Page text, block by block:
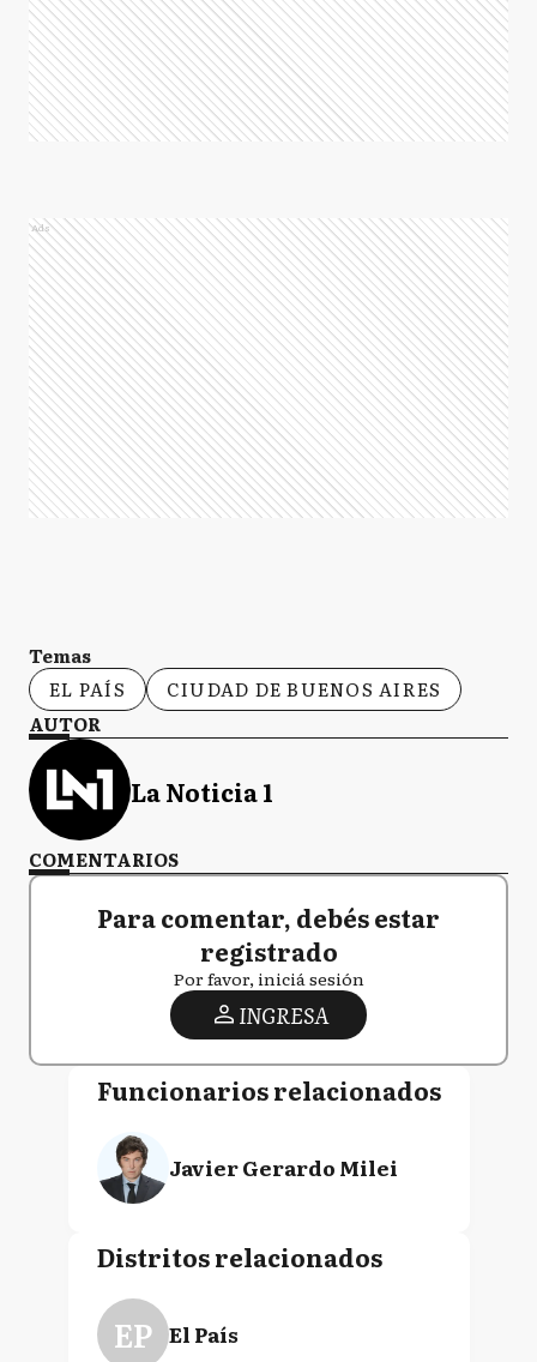
Ads
Temas
EL PAÍS
CIUDAD DE BUENOS AIRES
AUTOR
La Noticia 1
COMENTARIOS
Para comentar, debés estar
registrado
Por favor, iniciá sesión
INGRESA
Funcionarios relacionados
Javier Gerardo Milei
Distritos relacionados
EP El País